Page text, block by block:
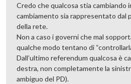
Credo che qualcosa stia cambiando
cambiamento sia rappresentato dal
della rete.
Non a caso i governi che mal
qualche modo tentano di
Dall’ultimo referendum qualcosa è
destra, non completamente la
ambiguo del PD).